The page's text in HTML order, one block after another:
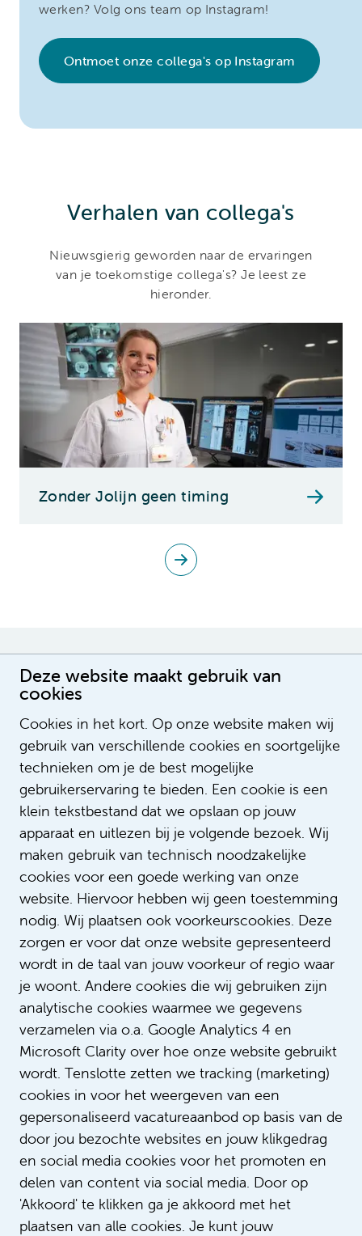
Deze website maakt gebruik van
cookies
Cookies in het kort. Op onze website maken wij
gebruik van verschillende cookies en soortgelijke
technieken om je de best mogelijke
gebruikerservaring te bieden. Een cookie is een
klein tekstbestand dat we opslaan op jouw
apparaat en uitlezen bij je volgende bezoek. Wij
maken gebruik van technisch noodzakelijke
cookies voor een goede werking van onze
website. Hiervoor hebben wij geen toestemming
nodig. Wij plaatsen ook voorkeurscookies. Deze
zorgen er voor dat onze website gepresenteerd
wordt in de taal van jouw voorkeur of regio waar
je woont. Andere cookies die wij gebruiken zijn
analytische cookies waarmee we gegevens
verzamelen via o.a. Google Analytics 4 en
Microsoft Clarity over hoe onze website gebruikt
wordt. Tenslotte zetten we tracking (marketing)
cookies in voor het weergeven van een
gepersonaliseerd vacatureaanbod op basis van de
door jou bezochte websites en jouw klikgedrag
en social media cookies voor het promoten en
delen van content via social media. Door op
'Akkoord' te klikken ga je akkoord met het
plaatsen van alle cookies. Je kunt jouw
werken? Volg ons team op Instagram!
Ontmoet onze collega's op Instagram
Verhalen van collega's
Nieuwsgierig geworden naar de ervaringen
van je toekomstige collega's? Je leest ze
hieronder.
Zonder Jolijn geen timing
Interesse?
Tanja Hart
Recruitmentadviseur
Analisten, Klinische chemie, Laboranten RD &
NG en RT, Staf t/m schaal 9 & Onderwijs
Bel +31205660309
Stuur een bericht